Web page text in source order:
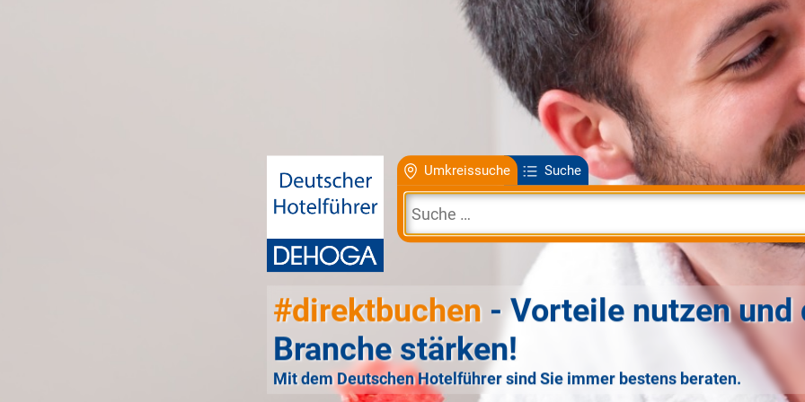
Umkreissuche Suche
#direktbuchen - Vorteile nutzen und
Branche stärken!
Mit dem Deutschen Hotelführer sind Sie immer bestens beraten.